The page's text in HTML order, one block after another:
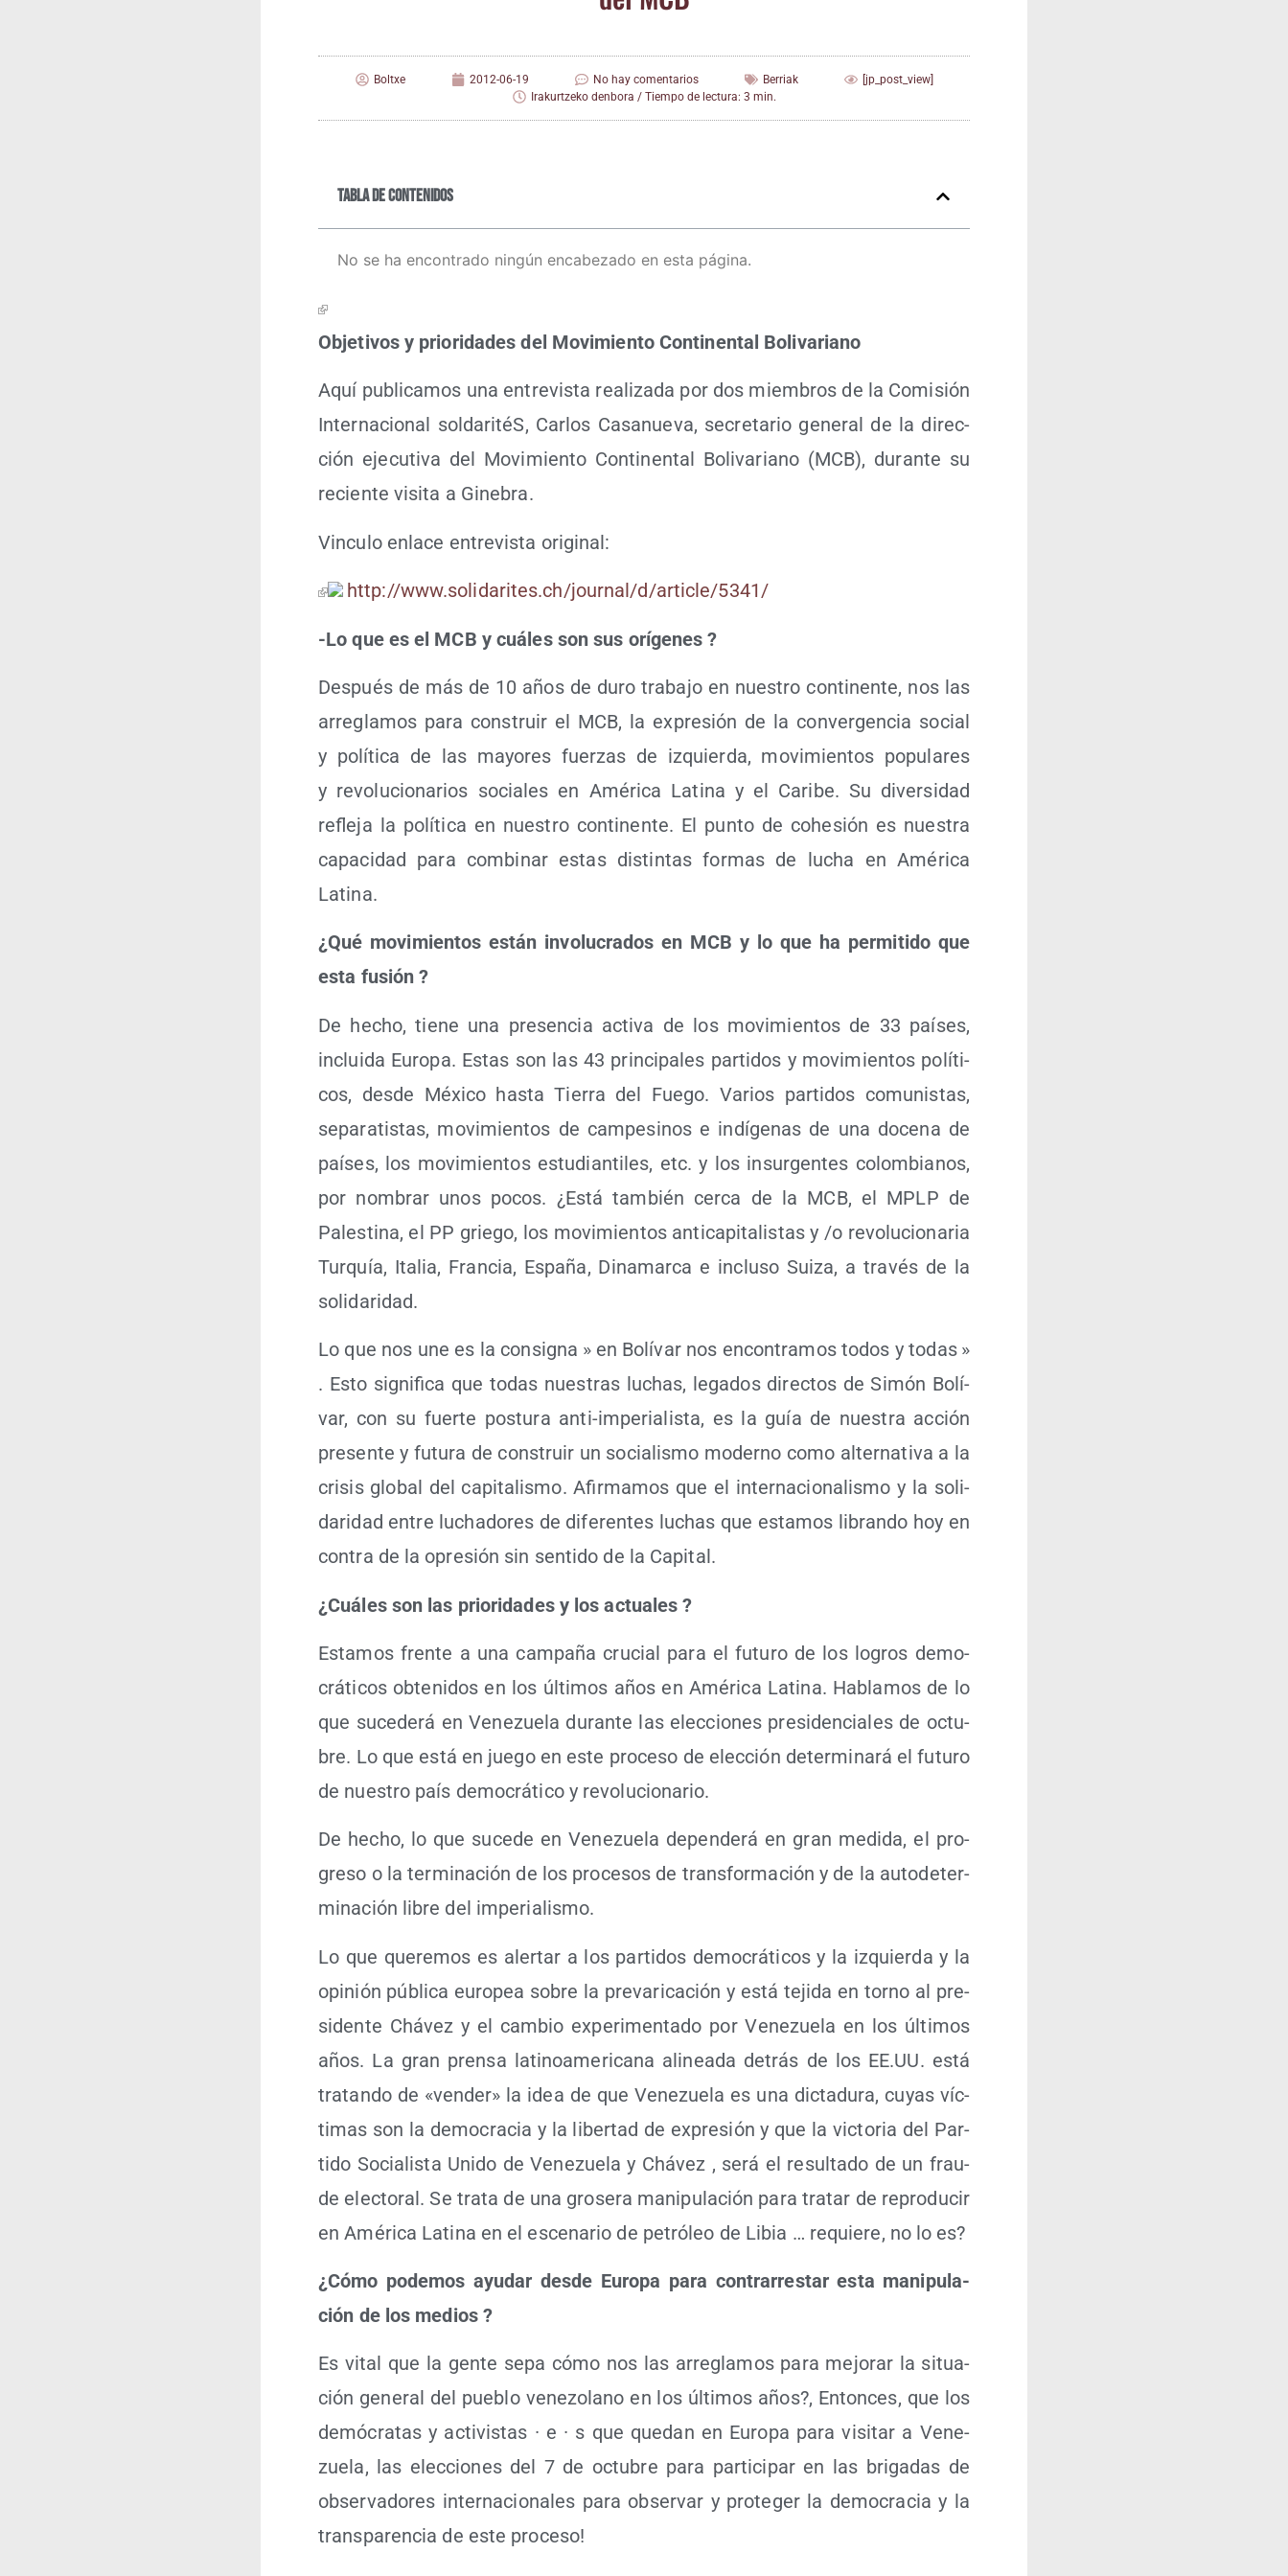
Boltxe 2012-06-19 No hay comentarios Berriak
[jp_post_view]
Irakurtzeko denbora / Tiempo de lectura: 3 min.
Tabla de contenidos
No se ha encontrado ningún encabezado en esta página.
Obje­ti­vos y prio­ri­da­des del Movi­mien­to Con­ti­nen­tal Bolivariano
Aquí publi­ca­mos una entre­vis­ta rea­li­za­da por dos miem­bros de la Comi­sión
Inter­na­cio­nal sol­da­ri­téS, Car­los Casa­nue­va, secre­ta­rio gene­ral de la direc­
ción eje­cu­ti­va del Movi­mien­to Con­ti­nen­tal Boli­va­riano (MCB), duran­te su
recien­te visi­ta a Ginebra.
Vincu­lo enla­ce entre­vis­ta original:
http://​www​.soli​da​ri​tes​.ch/​j​o​u​r​n​a​l​/​d​/​a​r​t​i​c​l​e​/​5​3​41/
-Lo que es el MCB y cuá­les son sus orí­ge­nes?
Des­pués de más de 10 años de duro tra­ba­jo en nues­tro con­ti­nen­te, nos las
arre­gla­mos para cons­truir el MCB, la expre­sión de la con­ver­gen­cia social
y polí­ti­ca de las mayo­res fuer­zas de izquier­da, movi­mien­tos popu­la­res
y revo­lu­cio­na­rios socia­les en Amé­ri­ca Lati­na y el Cari­be. Su diver­si­dad
refle­ja la polí­ti­ca en nues­tro con­ti­nen­te. El pun­to de cohe­sión es nues­tra
capa­ci­dad para com­bi­nar estas dis­tin­tas for­mas de lucha en Amé­ri­ca
Latina.
¿Qué movi­mien­tos están invo­lu­cra­dos en MCB y lo que ha per­mi­ti­do que
esta fusión?
De hecho, tie­ne una pre­sen­cia acti­va de los movi­mien­tos de 33 paí­ses,
inclui­da Euro­pa. Estas son las 43 prin­ci­pa­les par­ti­dos y movi­mien­tos polí­ti­
cos, des­de Méxi­co has­ta Tie­rra del Fue­go. Varios par­ti­dos comu­nis­tas,
sepa­ra­tis­tas, movi­mien­tos de cam­pe­si­nos e indí­ge­nas de una doce­na de
paí­ses, los movi­mien­tos estu­dian­ti­les, etc. y los insur­gen­tes colom­bia­nos,
por nom­brar unos pocos. ¿Está tam­bién cer­ca de la MCB, el MPLP de
Pales­ti­na, el PP grie­go, los movi­mien­tos anti­ca­pi­ta­lis­tas y /​o revo­lu­cio­na­ria
Tur­quía, Ita­lia, Fran­cia, Espa­ña, Dina­mar­ca e inclu­so Sui­za, a tra­vés de la
solidaridad.
Lo que nos une es la con­sig­na » en Bolí­var nos encon­tra­mos todos y todas »
. Esto sig­ni­fi­ca que todas nues­tras luchas, lega­dos direc­tos de Simón Bolí­
var, con su fuer­te pos­tu­ra anti-impe­ria­lis­ta, es la guía de nues­tra acción
pre­sen­te y futu­ra de cons­truir un socia­lis­mo moderno como alter­na­ti­va a la
cri­sis glo­bal del capi­ta­lis­mo. Afir­ma­mos que el inter­na­cio­na­lis­mo y la soli­
da­ri­dad entre lucha­do­res de dife­ren­tes luchas que esta­mos libran­do hoy en
con­tra de la opre­sión sin sen­ti­do de la Capital.
¿Cuá­les son las prio­ri­da­des y los actua­les?
Esta­mos fren­te a una cam­pa­ña cru­cial para el futu­ro de los logros demo­
crá­ti­cos obte­ni­dos en los últi­mos años en Amé­ri­ca Lati­na. Habla­mos de lo
que suce­de­rá en Vene­zue­la duran­te las elec­cio­nes pre­si­den­cia­les de octu­
bre. Lo que está en jue­go en este pro­ce­so de elec­ción deter­mi­na­rá el futu­ro
de nues­tro país demo­crá­ti­co y revolucionario.
De hecho, lo que suce­de en Vene­zue­la depen­de­rá en gran medi­da, el pro­
gre­so o la ter­mi­na­ción de los pro­ce­sos de trans­for­ma­ción y de la auto­de­ter­
mi­na­ción libre del imperialismo.
Lo que que­re­mos es aler­tar a los par­ti­dos demo­crá­ti­cos y la izquier­da y la
opi­nión públi­ca euro­pea sobre la pre­va­ri­ca­ción y está teji­da en torno al pre­
si­den­te Chá­vez y el cam­bio expe­ri­men­ta­do por Vene­zue­la en los últi­mos
años. La gran pren­sa lati­no­ame­ri­ca­na ali­nea­da detrás de los EE.UU. está
tra­tan­do de «ven­der» la idea de que Vene­zue­la es una dic­ta­du­ra, cuyas víc­
ti­mas son la demo­cra­cia y la liber­tad de expre­sión y que la vic­to­ria del Par­
ti­do Socia­lis­ta Uni­do de Vene­zue­la y Chá­vez , será el resul­ta­do de un frau­
de elec­to­ral. Se tra­ta de una gro­se­ra mani­pu­la­ción para tra­tar de repro­du­cir
en Amé­ri­ca Lati­na en el esce­na­rio de petró­leo de Libia … requie­re, no lo es?
¿Cómo pode­mos ayu­dar des­de Euro­pa para con­tra­rres­tar esta mani­pu­la­
ción de los medios ?
Es vital que la gen­te sepa cómo nos las arre­gla­mos para mejo­rar la situa­
ción gene­ral del pue­blo vene­zo­lano en los últi­mos años?, Enton­ces, que los
demó­cra­tas y acti­vis­tas · e · s que que­dan en Euro­pa para visi­tar a Vene­
zue­la, las elec­cio­nes del 7 de octu­bre para par­ti­ci­par en las bri­ga­das de
obser­va­do­res inter­na­cio­na­les para obser­var y pro­te­ger la demo­cra­cia y la
trans­pa­ren­cia de este proceso!